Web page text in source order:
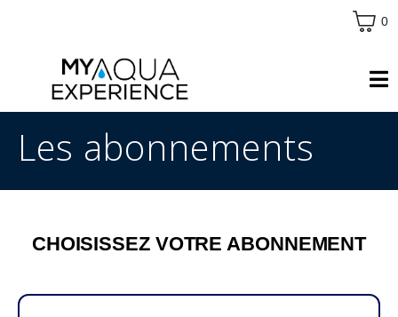
0
Les abonnements
CHOISISSEZ VOTRE ABONNEMENT